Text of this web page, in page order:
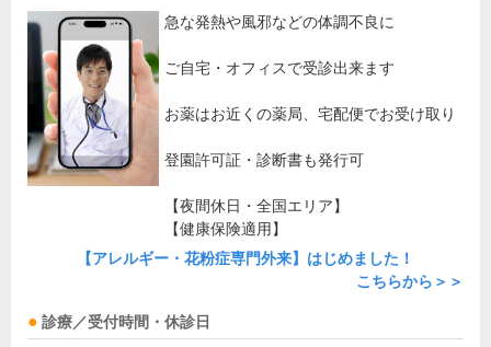
急な発熱や風邪などの体調不良に
ご自宅・オフィスで受診出来ます
お薬はお近くの薬局、宅配便でお受け取り
登園許可証・診断書も発行可
【夜間休日・全国エリア】
【健康保険適用】
【アレルギー・花粉症専門外来】はじめました！
こちらから＞＞
診療／受付時間・休診日